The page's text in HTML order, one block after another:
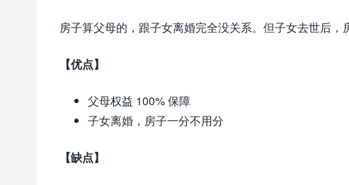
房子算父母的，跟子女离婚完全没关系。但子女去世后，
【优点】
父母权益 100% 保障
子女离婚，房子一分不用分
【缺点】